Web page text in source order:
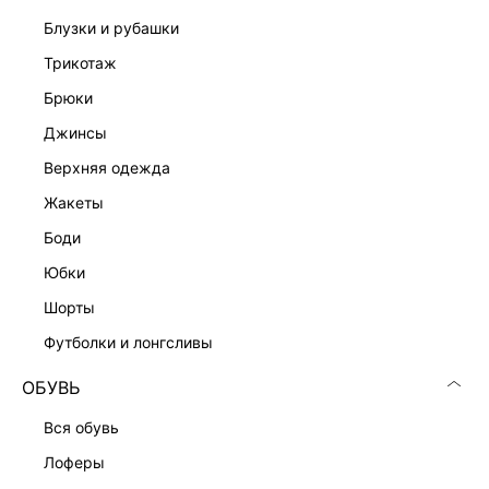
блузки и рубашки
трикотаж
брюки
джинсы
верхняя одежда
жакеты
боди
юбки
шорты
футболки и лонгсливы
ОБУВЬ
вся обувь
лоферы
КАТАЛОГ
КОМПАНИЯ
КЛИЕНТАМ
ЛИЧНЫЙ КАБИНЕТ